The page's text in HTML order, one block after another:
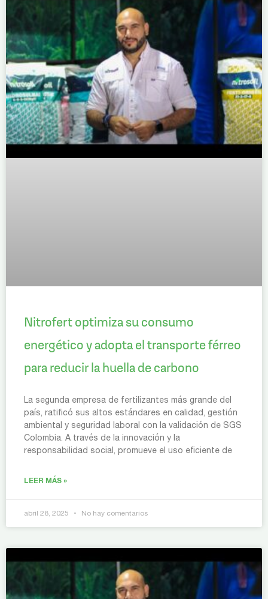
Nitrofert optimiza su consumo
energético y adopta el transporte férreo
para reducir la huella de carbono
La segunda empresa de fertilizantes más grande del
país, ratificó sus altos estándares en calidad, gestión
ambiental y seguridad laboral con la validación de SGS
Colombia. A través de la innovación y la
responsabilidad social, promueve el uso eficiente de
LEER MÁS »
abril 28, 2025 No hay comentarios